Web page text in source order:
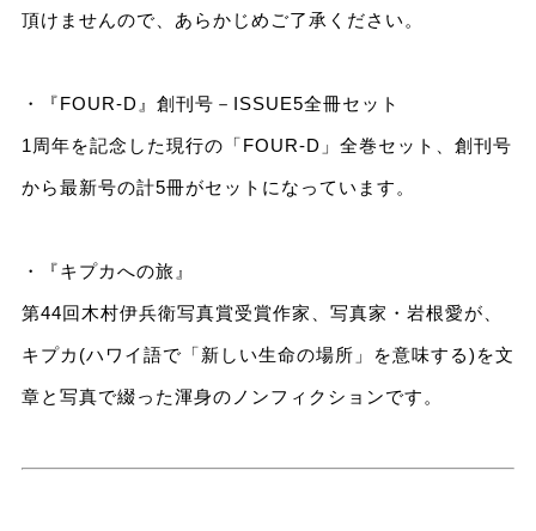
頂けませんので、あらかじめご了承ください。
・『FOUR-D』創刊号－ISSUE5全冊セット
1周年を記念した現行の「FOUR-D」全巻セット、創刊号
から最新号の計5冊がセットになっています。
・『キプカへの旅』
第44回木村伊兵衛写真賞受賞作家、写真家・岩根愛が、
キプカ(ハワイ語で「新しい生命の場所」を意味する)を文
章と写真で綴った渾身のノンフィクションです。